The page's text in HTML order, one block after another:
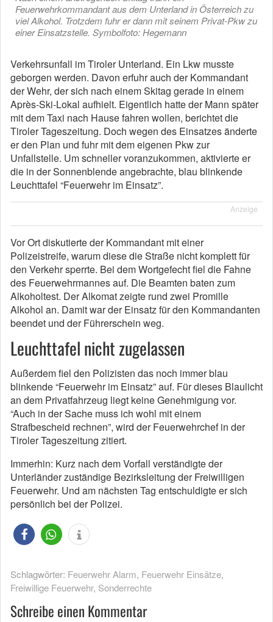
Feuerwehrkommandant aus dem Unterland in Österreich zu
viel Alkohol. Trotzdem fuhr er dann mit seinem Privat-Pkw zu
einer Einsatzstelle. Symbolfoto: Hegemann
Verkehrsunfall im Tiroler Unterland. Ein Lkw musste
geborgen werden. Davon erfuhr auch der Kommandant
der Wehr, der sich nach einem Skitag gerade in einem
Après-Ski-Lokal aufhielt. Eigentlich hatte der Mann später
mit dem Taxi nach Hause fahren wollen, berichtet die
Tiroler Tageszeitung. Doch wegen des Einsatzes änderte
er den Plan und fuhr mit dem eigenen Pkw zur
Unfallstelle. Um schneller voranzukommen, aktivierte er
die in der Sonnenblende angebrachte, blau blinkende
Leuchttafel “Feuerwehr im Einsatz”.
Anzeige
Vor Ort diskutierte der Kommandant mit einer
Polizeistreife, warum diese die Straße nicht komplett für
den Verkehr sperrte. Bei dem Wortgefecht fiel die Fahne
des Feuerwehrmannes auf. Die Beamten baten zum
Alkoholtest. Der Alkomat zeigte rund zwei Promille
Alkohol an. Damit war der Einsatz für den Kommandanten
beendet und der Führerschein weg.
Leuchttafel nicht zugelassen
Außerdem fiel den Polizisten das noch immer blau
blinkende “Feuerwehr im Einsatz” auf. Für dieses Blaulicht
an dem Privatfahrzeug liegt keine Genehmigung vor.
“Auch in der Sache muss ich wohl mit einem
Strafbescheid rechnen”, wird der Feuerwehrchef in der
Tiroler Tageszeitung zitiert.
Immerhin: Kurz nach dem Vorfall verständigte der
Unterländer zuständige Bezirksleitung der Freiwilligen
Feuerwehr. Und am nächsten Tag entschuldigte er sich
persönlich bei der Polizei.
Schlagwörter: Feuerwehr Alarm, Feuerwehr Einsätze,
Freiwillige Feuerwehr, Sonderrechte
Schreibe einen Kommentar